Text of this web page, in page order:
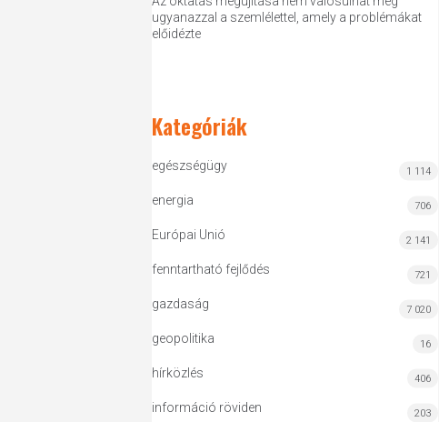
ugyanazzal a szemlélettel, amely a problémákat
előidézte
Kategóriák
egészségügy 1 114
energia 706
Európai Unió 2 141
fenntartható fejlődés 721
gazdaság 7 020
geopolitika 16
hírközlés 406
információ röviden 203